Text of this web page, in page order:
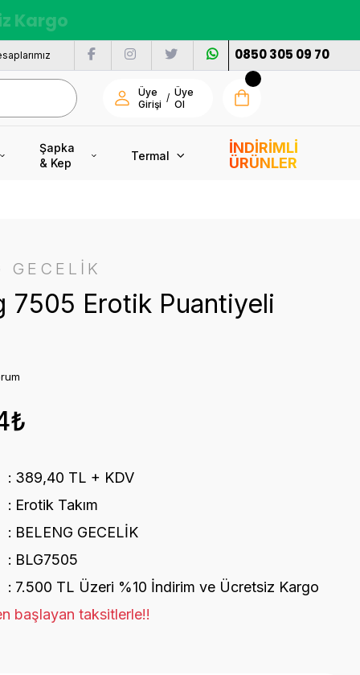
Kargo
0850 305 09 70
Üye
Girişi
/ Üye
Ol
Şapka
& Kep
Termal
İNDİRİMLİ
ÜRÜNLER
GECELİK
7505 Erotik Puantiyeli
389,40 TL + KDV
Erotik Takım
BELENG GECELİK
BLG7505
7.500 TL Üzeri %10 İndirim ve Ücretsiz Kargo
başlayan taksitlerle!!